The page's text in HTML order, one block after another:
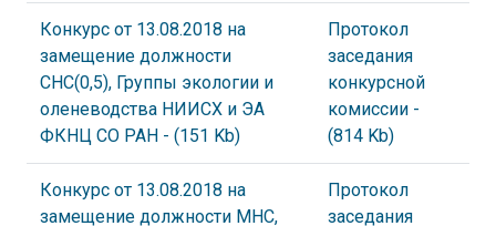
Конкурс от 13.08.2018 на
замещение должности
СНС(0,5), Группы экологии и
оленеводства НИИСХ и ЭА
ФКНЦ СО РАН - (151 Kb)
Протокол
заседания
конкурсной
комиссии -
(814 Kb)
Конкурс от 13.08.2018 на
замещение должности МНС,
Протокол
заседания